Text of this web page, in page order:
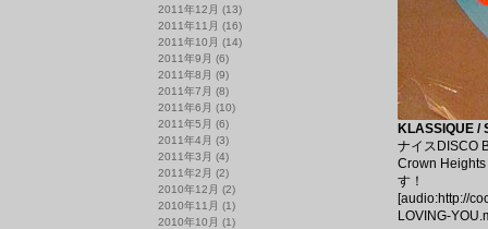
KLASSIQUE /
ナイスDISCO
Crown Heights
す！
[audio:http://
LOVING-
2011年12月 (13)
2011年11月 (16)
2011年10月 (14)
2011年9月 (6)
2011年8月 (9)
2011年7月 (8)
2011年6月 (10)
2011年5月 (6)
2011年4月 (3)
2011年3月 (4)
2011年2月 (2)
2010年12月 (2)
2010年11月 (1)
2010年10月 (1)